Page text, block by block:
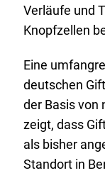
Verläufe und
Knopfzellen
Eine
deutschen
der Basis von
zeigt, dass
als bisher
Standort in